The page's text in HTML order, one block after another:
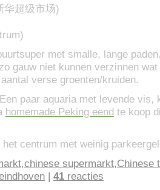
华超级市场)
met smalle, lange
gauw niet kunnen verzinnen
verse groenten/kruiden.
paar aquaria met levende vis,
homemade Peking eend te koop
centrum met weinig
,chinese supermarkt,Chinese
| 41 reacties